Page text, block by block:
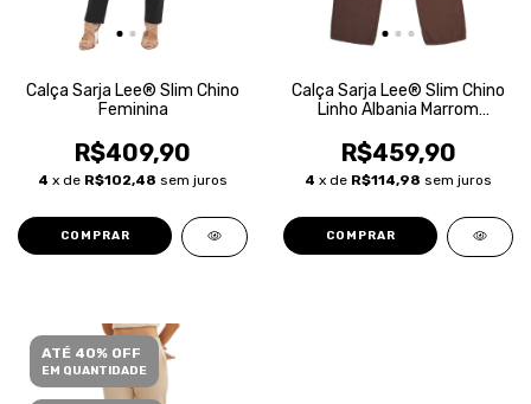
Calça Sarja Lee® Slim Chino
Feminina
R$409,90
4 x de R$102,48 sem juros
COMPRAR
Calça Sarja Lee® Slim Chino
Linho Albania Marrom
R$459,90
4 x de R$114,98 sem juros
COMPRAR
ATÉ 40% OFF
EM QUANTIDADE